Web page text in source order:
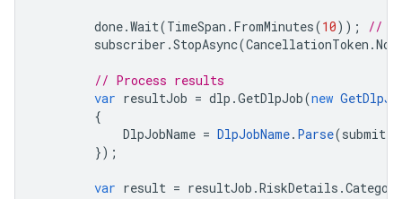
done.Wait(TimeSpan . FromMinutes(10));
//
subscriber .StopAsync(CancellationToken .
// Process results
var resultJob = dlp .GetDlpJob(new
{
DlpJobName = DlpJobName. Parse(
});
var result = resultJob .RiskDetails .